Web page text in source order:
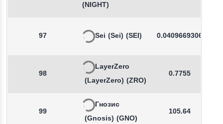
(NIGHT)
97 Sei (Sei) (SEI) 0.0409669306
98
LayerZero
(LayerZero) (ZRO)
0.7755
99
Гнозис
(Gnosis) (GNO)
105.64